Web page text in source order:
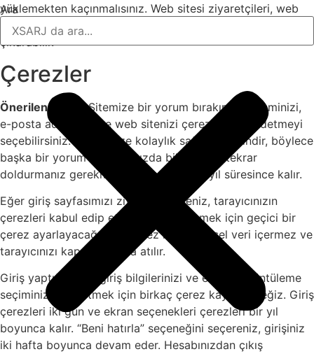
Ara
yüklemekten kaçınmalısınız. Web sitesi ziyaretçileri, web
sitesindeki görsellerden herhangi bir konum bilgisini indirip
çıkarabilir.
Çerezler
Önerilen metin:Sitemize bir yorum bırakırsanız, isminizi,
e-posta adresinizi ve web sitenizi çerezlerde kaydetmeyi
seçebilirsiniz. Bunlar size kolaylık sağlamak içindir, böylece
başka bir yorum bıraktığınızda bilgilerinizi tekrar
doldurmanız gerekmez. Bu çerezler bir yıl süresince kalır.
Eğer giriş sayfasımızı ziyaret ederseniz, tarayıcınızın
çerezleri kabul edip etmediğini belirlemek için geçici bir
çerez ayarlayacağız. Bu çerez hiçbir kişisel veri içermez ve
tarayıcınızı kapattığınızda atılır.
Giriş yaptığınızda, giriş bilgilerinizi ve ekran görüntüleme
seçiminizi kaydetmek için birkaç çerez kaydedeceğiz. Giriş
çerezleri iki gün ve ekran seçenekleri çerezleri bir yıl
boyunca kalır. “Beni hatırla” seçeneğini seçereniz, girişiniz
iki hafta boyunca devam eder. Hesabınızdan çıkış